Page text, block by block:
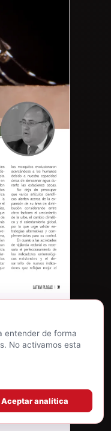
entender de forma
No activamos esta
Aceptar analítica
CASONI
de
antigua y